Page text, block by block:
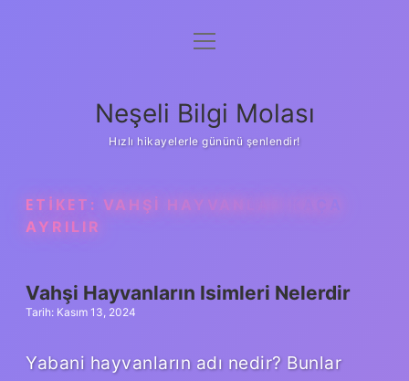
Anasayfa
Yasal Uyarı
menüyü
Neşeli Bilgi Molası
Hızlı hikayelerle gününü şenlendir!
ETIKET: VAHŞI HAYVANLAR KAÇA
AYRILIR
Vahşi Hayvanların Isimleri Nelerdir
Tarih: Kasım 13, 2024
Yabani hayvanların adı nedir? Bunlar